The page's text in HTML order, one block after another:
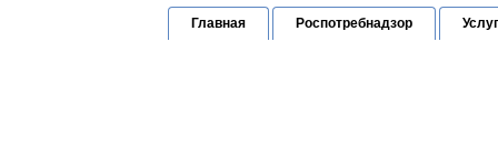
Главная Роспотребнадзор